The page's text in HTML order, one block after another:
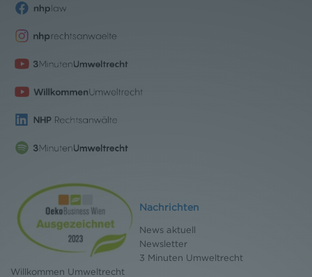
Nachrichten
News aktuell
Newsletter
3 Minuten Umweltrecht
Willkommen Umweltrecht